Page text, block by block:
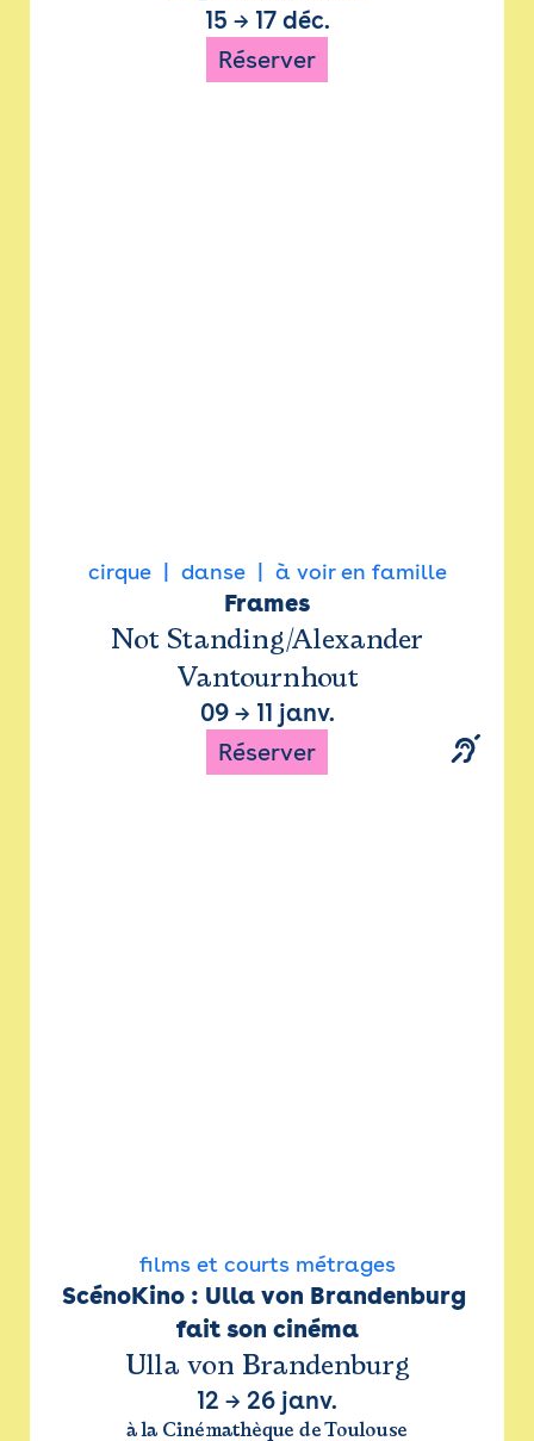
15 → 17 déc.
Réserver
cirque danse à voir en famille
Frames
Not Standing/Alexander
Vantournhout
09→ 11 janv.
Réserver
films et courts métrages
ScénoKino : Ulla von Brandenburg
fait son cinéma
Ulla von Brandenburg
12 → 26 janv.
à la Cinémathèque de Toulouse